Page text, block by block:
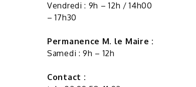
Vendredi : 9h – 12h / 14h00
– 17h30
Permanence M. le Maire :
Samedi : 9h – 12h
Contact :